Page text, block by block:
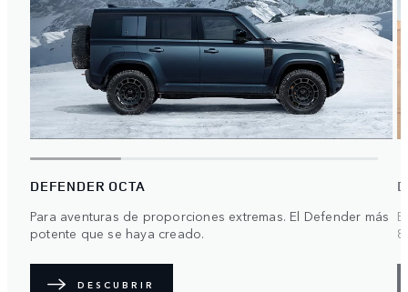
DEFENDER OCTA
Para aventuras de proporciones extremas. El Defender más
potente que se haya creado.
DESCUBRIR